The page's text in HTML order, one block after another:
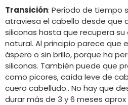
Transición: Periodo de tiempo
atraviesa el cabello desde que
siliconas hasta que recupera su
natural. Al principio parece que
áspero o sin brillo, porque ha
siliconas. También puede que
como picores, caída leve de
cuero cabelludo.. No hay que
durar más de 3 y 6 meses aprox